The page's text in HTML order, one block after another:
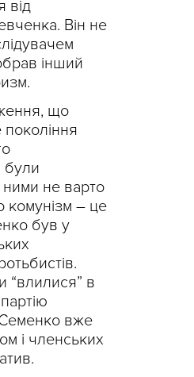
від
Він не
інший
що
були
ними не варто
комунізм – це
був у
“влилися” в
вже
і членських